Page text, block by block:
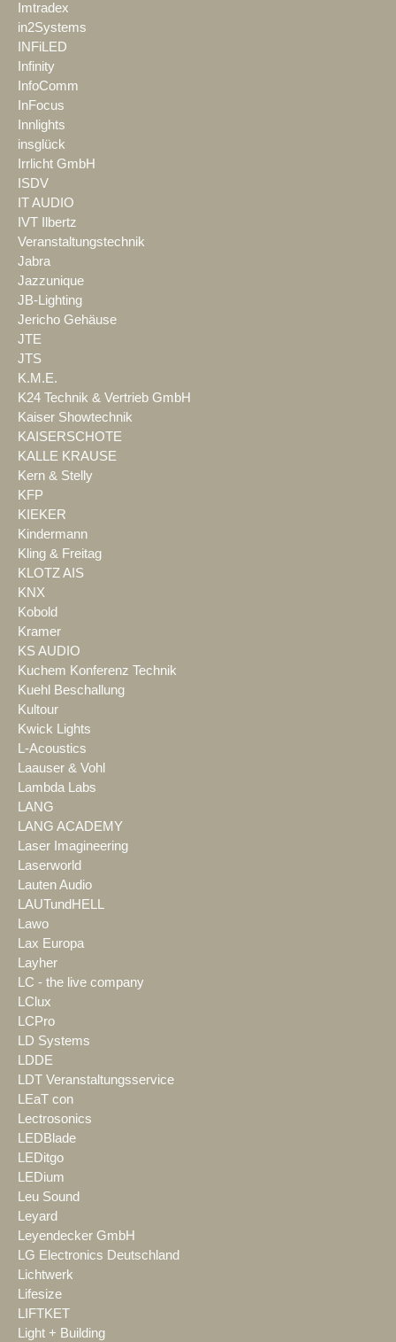
Imtradex
in2Systems
INFiLED
Infinity
InfoComm
InFocus
Innlights
insglück
Irrlicht GmbH
ISDV
IT AUDIO
IVT Ilbertz
Veranstaltungstechnik
Jabra
Jazzunique
JB-Lighting
Jericho Gehäuse
JTE
JTS
K.M.E.
K24 Technik & Vertrieb GmbH
Kaiser Showtechnik
KAISERSCHOTE
KALLE KRAUSE
Kern & Stelly
KFP
KIEKER
Kindermann
Kling & Freitag
KLOTZ AIS
KNX
Kobold
Kramer
KS AUDIO
Kuchem Konferenz Technik
Kuehl Beschallung
Kultour
Kwick Lights
L-Acoustics
Laauser & Vohl
Lambda Labs
LANG
LANG ACADEMY
Laser Imagineering
Laserworld
Lauten Audio
LAUTundHELL
Lawo
Lax Europa
Layher
LC - the live company
LClux
LCPro
LD Systems
LDDE
LDT Veranstaltungsservice
LEaT con
Lectrosonics
LEDBlade
LEDitgo
LEDium
Leu Sound
Leyard
Leyendecker GmbH
LG Electronics Deutschland
Lichtwerk
Lifesize
LIFTKET
Light + Building